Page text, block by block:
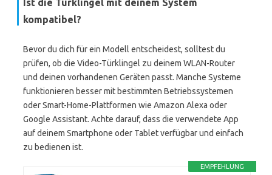
Ist die Türklingel mit deinem System
kompatibel?
Bevor du dich für ein Modell entscheidest, solltest du
prüfen, ob die Video-Türklingel zu deinem WLAN-Router
und deinen vorhandenen Geräten passt. Manche Systeme
funktionieren besser mit bestimmten Betriebssystemen
oder Smart-Home-Plattformen wie Amazon Alexa oder
Google Assistant. Achte darauf, dass die verwendete App
auf deinem Smartphone oder Tablet verfügbar und einfach
zu bedienen ist.
EMPFEHLUNG